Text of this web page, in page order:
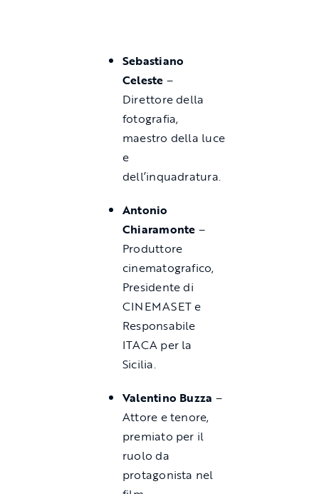
Sebastiano
Celeste –
Direttore della
fotografia,
maestro della luce
e
dell’inquadratura.
Antonio
Chiaramonte –
Produttore
cinematografico,
Presidente di
CINEMASET e
Responsabile
ITACA per la
Sicilia.
Valentino Buzza –
Attore e tenore,
premiato per il
ruolo da
protagonista nel